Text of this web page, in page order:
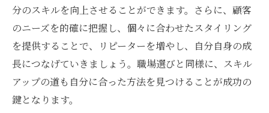
分のスキルを向上させることができます。さらに、顧客
のニーズを的確に把握し、個々に合わせたスタイリング
を提供することで、リピーターを増やし、自分自身の成
長につなげていきましょう。職場選びと同様に、スキル
アップの道も自分に合った方法を見つけることが成功の
鍵となります。